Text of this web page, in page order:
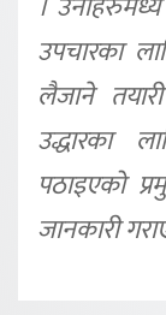
उपचारका
लैजाने
उद्धारका
पठाइएको
जानकारी